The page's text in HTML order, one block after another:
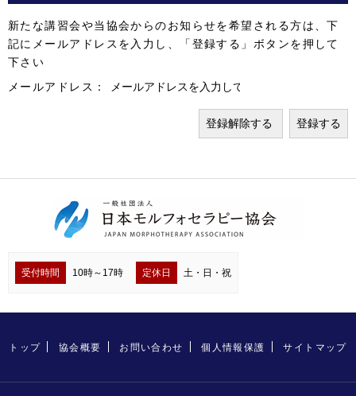
新たな講習会や当協会からのお知らせを希望される方は、下
記にメールアドレスを入力し、「登録する」ボタンを押して
下さい
メールアドレス：
受付時間 10時～17時 定休日 土・日・祝
トップ 協会概要 お問い合わせ 個人情報保護 サイトマップ